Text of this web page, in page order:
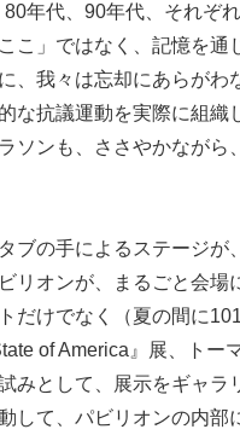
年代、90年代、それぞ
こ」ではなく、記憶を通
、我々は忘却にあらがわ
な抗議運動を実際に組織
ソンも、ささやかながら
ブの手によるステージが
リオンが、まるごと会場
だけでなく（夏の間に
of America』展、トー
みとして、展示をギャラ
して、パビリオンの内部